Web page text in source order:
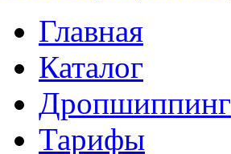
Главная
Каталог
Дропшиппинг
Тарифы